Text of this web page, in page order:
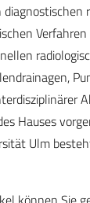
Hauses
Ulm